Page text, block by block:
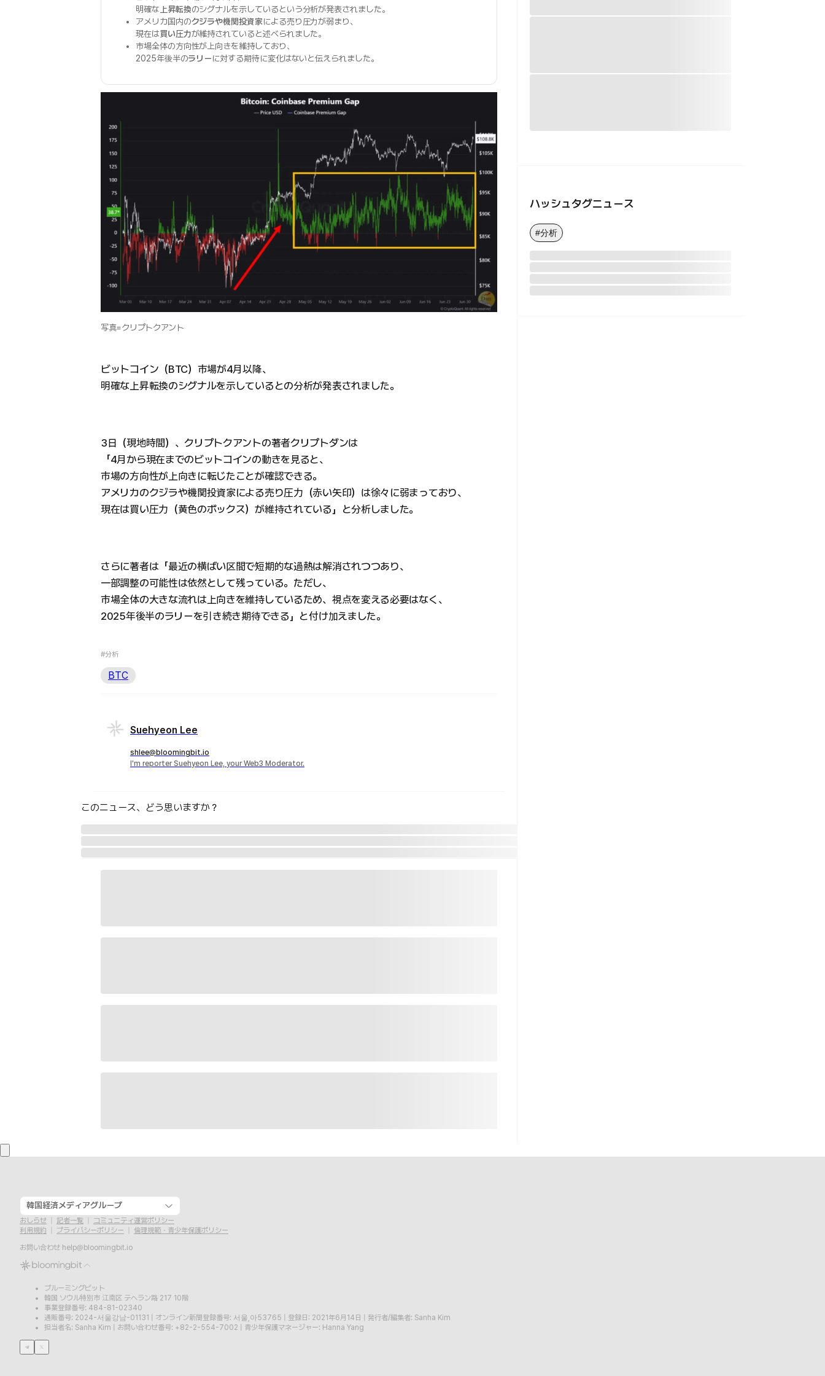
明確な 上昇転換のシグナルを示しているという分析が発表されました。
アメリカ国内のクジラや機関投資家による売り圧力が弱まり、
現在は買い圧力が維持されていると述べられました。
市場全体の方向性が上向きを維持しており、
2025年後半のラリーに対する期待に変化はないと伝えられました。
写真=クリプトクアント
ビットコイン（BTC）市場が4月以降、
明確な上昇転換のシグナルを示しているとの分析が発表されました。
3日（現地時間）、クリプトクアントの著者クリプトダンは
「4月から現在までのビットコインの動きを見ると、
市場の方向性が上向きに転じたことが確認できる。
アメリカのクジラや機関投資家による売り圧力（赤い矢印）は徐々に弱まっており、
現在は買い圧力（黄色のボックス）が維持されている」と分析しました。
さらに著者は「最近の横ばい区間で短期的な過熱は解消されつつあり、
一部調整の可能性は依然として残っている。ただし、
市場全体の大きな流れは上向きを維持しているため、視点を変える必要はなく、
2025年後半のラリーを引き続き期待できる」と付け加えました。
#分析
BTC
Suehyeon Lee
shlee@bloomingbit.io
I'm reporter Suehyeon Lee, your Web3 Moderator.
このニュース、どう思いますか？
ハッシュタグニュース
#分析
韓国経済メディアグループ
おしらせ 記者一覧
コミュニティ運営ポリシー
利用規約
プライバシーポリシー
倫理規範・青少年保護ポリシー
お問い合わせ help@bloomingbit.io
ブルーミングビット
韓国 ソウル特別市 江南区 テヘラン路 217 10階
事業登録番号: 484-81-02340
通販番号: 2024-서울강남-01131
オンライン新聞登録番号: 서울,아53765 登録日: 2021年6月14日
発行者/編集者: Sanha Kim
担当者名: Sanha Kim
お問い合わせ番号: +82-2-554-7002 青少年保護マネージャー: Hanna Yang